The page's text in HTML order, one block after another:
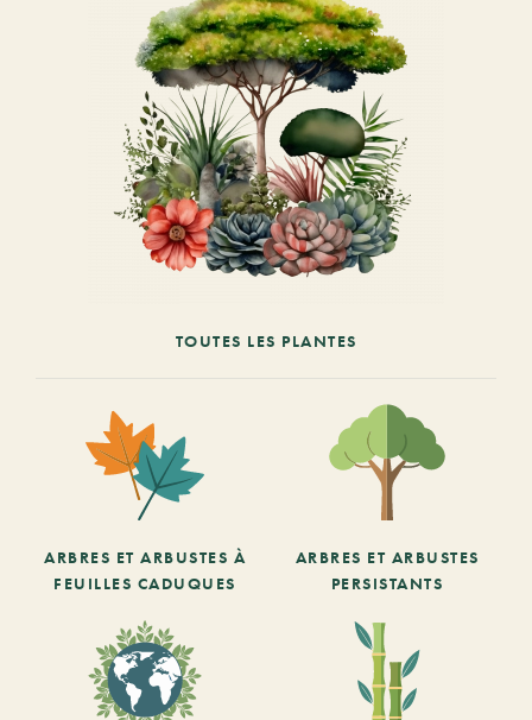
TOUTES LES PLANTES
ARBRES ET ARBUSTES À
FEUILLES CADUQUES
ARBRES ET ARBUSTES
PERSISTANTS